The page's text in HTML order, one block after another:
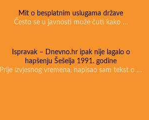
Mit o besplatnim uslugama države
Često se u javnosti može čuti kako …
Ispravak – Dnevno.hr ipak nije lagalo o
hapšenju Šešelja 1991. godine
Prije izvjesnog vremena, napisao sam tekst o …